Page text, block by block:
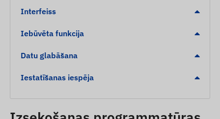
Brīdinājumi
Neatļautas pārvietošanās noteikšana.
ierīce vai aizsargājamais objekts saņem ārēju
ekspluatācijai.
Ātruma pārsniegšanas brīdinājums.
Interfeiss
Iebūvēta funkcija
Datu glabāšana
Iestatīšanas iespēja